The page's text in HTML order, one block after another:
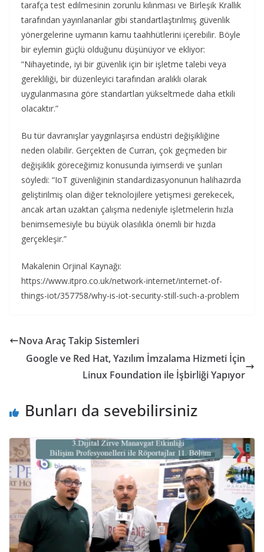
tarafça test edilmesinin zorunlu kılınması ve Birleşik Krallık
tarafından yayınlananlar gibi standartlaştırılmış güvenlik
yönergelerine uymanın kamu taahhütlerini içerebilir. Böyle
bir eylemin güçlü olduğunu düşünüyor ve ekliyor:
“Nihayetinde, iyi bir güvenlik için bir işletme talebi veya
gerekliliği, bir düzenleyici tarafından aralıklı olarak
uygulanmasına göre standartları yükseltmede daha etkili
olacaktır.”
Bu tür davranışlar yaygınlaşırsa endüstri değişikliğine
neden olabilir. Gerçekten de Curran, çok geçmeden bir
değişiklik göreceğimiz konusunda iyimserdi ve şunları
söyledi: “IoT güvenliğinin standardizasyonunun halihazırda
geliştirilmiş olan diğer teknolojilere yetişmesi gerekecek,
ancak artan uzaktan çalışma nedeniyle işletmelerin hızla
benimsemesiyle bu büyük olasılıkla önemli bir hızda
gerçekleşir.”
Makalenin Orjinal Kaynağı:
https://www.itpro.co.uk/network-internet/internet-of-
things-iot/357758/why-is-iot-security-still-such-a-problem
Nova Araç Takip Sistemleri
Google ve Red Hat, Yazılım İmzalama Hizmeti İçin
Linux Foundation ile İşbirliği Yapıyor
Bunları da sevebilirsiniz